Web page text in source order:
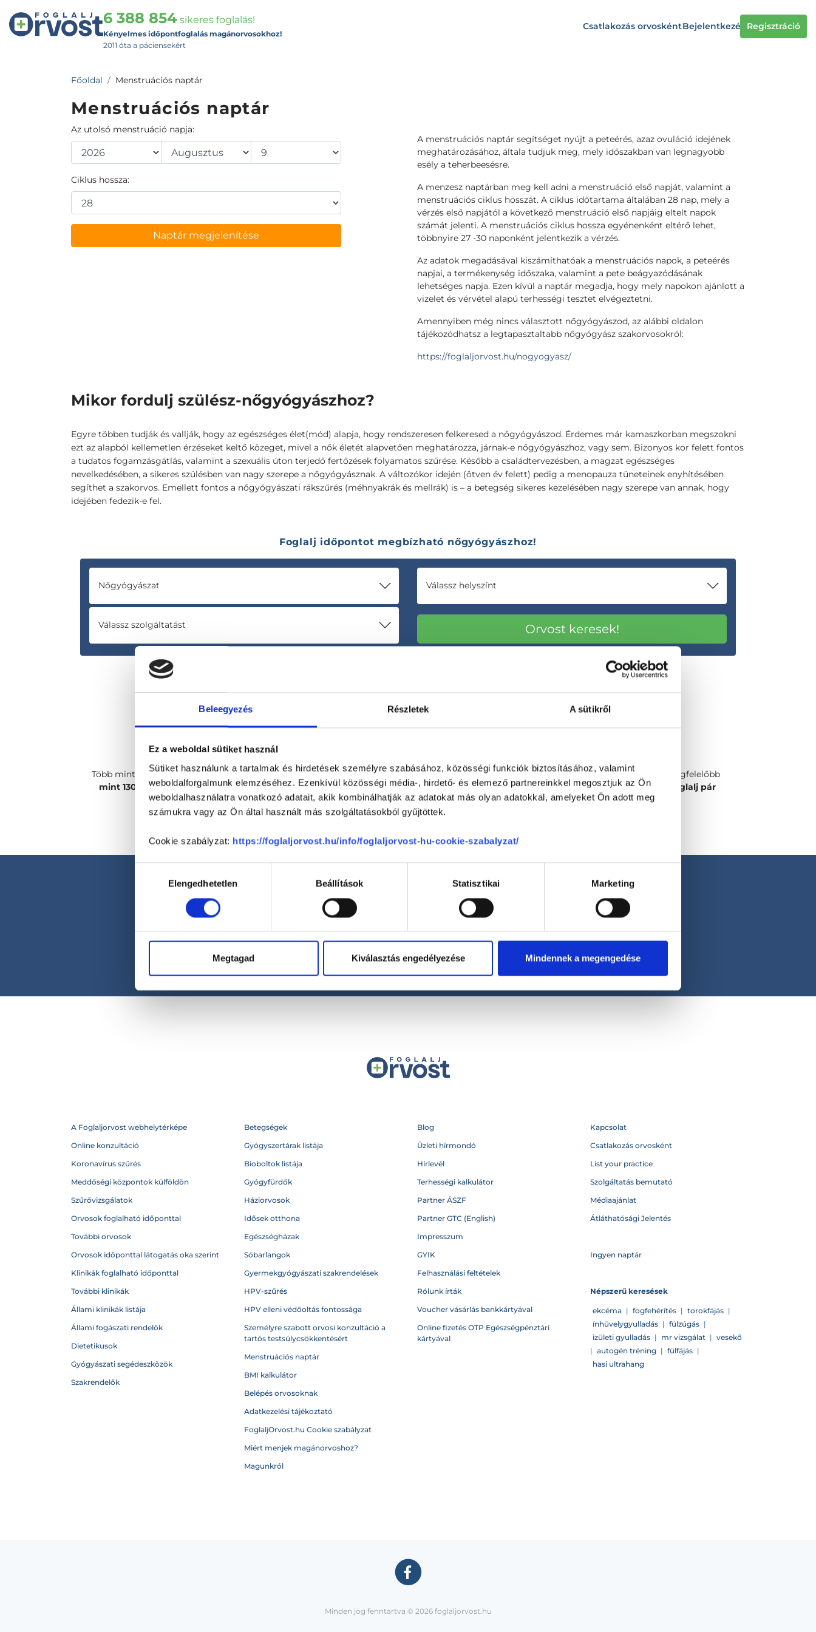
Beleegyezés Részletek A sütikről
Ez a weboldal sütiket használ
Sütiket használunk a tartalmak és hirdetések személyre szabásához, közösségi funkciók biztosításához, valamint
weboldalforgalmunk elemzéséhez. Ezenkívül közösségi média-, hirdető- és elemező partnereinkkel megosztjuk az Ön
weboldalhasználatra vonatkozó adatait, akik kombinálhatják az adatokat más olyan adatokkal, amelyeket Ön adott meg
számukra vagy az Ön által használt más szolgáltatásokból gyűjtöttek.
Cookie szabályzat: https://foglaljorvost.hu/info/foglaljorvost-hu-cookie-szabalyzat/
kiválasztásaElengedhetetlen Beállítások Statisztikai Marketing
Megtagad Kiválasztás engedélyezése Mindennek a megengedése
6 388 854 sikeres foglalás!
Kényelmes időpontfoglalás magánorvosokhoz!
2011 óta a páciensekért
Csatlakozás orvoskéntBejelentkezés Regisztráció
Főoldal Menstruációs naptár
Menstruációs naptár
Az utolsó menstruáció napja:
Ciklus hossza:
Naptár megjelenítése
A menstruációs naptár segítséget nyújt a peteérés, azaz ovuláció idejének
meghatározásához, általa tudjuk meg, mely időszakban van legnagyobb
esély a teherbeesésre.
A menzesz naptárban meg kell adni a menstruáció első napját, valamint a
menstruációs ciklus hosszát. A ciklus időtartama általában 28 nap, mely a
vérzés első napjától a következő menstruáció első napjáig eltelt napok
számát jelenti. A menstruációs ciklus hossza egyénenként eltérő lehet,
többnyire 27 -30 naponként jelentkezik a vérzés.
Az adatok megadásával kiszámíthatóak a menstruációs napok, a peteérés
napjai, a termékenység időszaka, valamint a pete beágyazódásának
lehetséges napja. Ezen kívül a naptár megadja, hogy mely napokon ajánlott a
vizelet és vérvétel alapú terhességi tesztet elvégeztetni.
Amennyiben még nincs választott nőgyógyászod, az alábbi oldalon
tájékozódhatsz a legtapasztaltabb nőgyógyász szakorvosokról:
https://foglaljorvost.hu/nogyogyasz/
Mikor fordulj szülész-nőgyógyászhoz?
Egyre többen tudják és vallják, hogy az egészséges élet(mód) alapja, hogy rendszeresen felkeresed a nőgyógyászod. Érdemes már kamaszkorban megszokni
ezt az alapból kellemetlen érzéseket keltő közeget, mivel a nők életét alapvetően meghatározza, járnak-e nőgyógyászhoz, vagy sem. Bizonyos kor felett fontos
a tudatos fogamzásgátlás, valamint a szexuális úton terjedő fertőzések folyamatos szűrése. Később a családtervezésben, a magzat egészséges
nevelkedésében, a sikeres szülésben van nagy szerepe a nőgyógyásznak. A változókor idején (ötven év felett) pedig a menopauza tüneteinek enyhítésében
segíthet a szakorvos. Emellett fontos a nőgyógyászati rákszűrés (méhnyakrák és mellrák) is – a betegség sikeres kezelésében nagy szerepe van annak, hogy
idejében fedezik-e fel.
Foglalj időpontot megbízható nőgyógyászhoz!
Nőgyógyászat
Válassz szolgáltatást
Válassz helyszínt
Több mint
2400 magánorvosunk, több
mint 130 szakterületencsak rád vár!
Korábbi páciensek300 000 valós
véleményesegít a döntésben!
Válaszd ki a számodra legmegfelelőbb
időpontot vagy orvost és
foglalj pár
kattintással!
Segíthetünk?
+36 1 700-1398
Email
office@foglaljorvost.hu
A Foglaljorvost webhelytérképe
Online konzultáció
Koronavírus szűrés
Meddőségi központok külföldön
Szűrővizsgálatok
Orvosok foglalható időponttal
További orvosok
Orvosok időponttal látogatás oka szerint
Klinikák foglalható időponttal
További klinikák
Állami klinikák listája
Állami fogászati rendelők
Dietetikusok
Gyógyászati segédeszközök
Szakrendelők
Betegségek
Gyógyszertárak listája
Bioboltok listája
Gyógyfürdők
Háziorvosok
Idősek otthona
Egészségházak
Sóbarlangok
Gyermekgyógyászati szakrendelések
HPV-szűrés
HPV elleni védőoltás fontossága
Személyre szabott orvosi konzultáció a
tartós testsúlycsökkentésért
Menstruációs naptár
BMI kalkulátor
Belépés orvosoknak
Adatkezelési tájékoztató
FoglaljOrvost.hu Cookie szabályzat
Miért menjek magánorvoshoz?
Magunkról
Blog
Üzleti hírmondó
Hírlevél
Terhességi kalkulátor
Partner ÁSZF
Partner GTC (English)
Impresszum
GYIK
Felhasználási feltételek
Rólunk írták
Voucher vásárlás bankkártyával
Online fizetés OTP Egészségpénztári
kártyával
Kapcsolat
Csatlakozás orvosként
List your practice
Szolgáltatás bemutató
Médiaajánlat
Átláthatósági Jelentés
Ingyen naptár
Népszerű keresések
ekcéma | fogfehérítés | torokfájás |
ínhüvelygyulladás | fülzúgás |
izületi gyulladás | mr vizsgálat | vesekő
| autogén tréning | fülfájás |
hasi ultrahang
Minden jog fenntartva © 2026 foglaljorvost.hu